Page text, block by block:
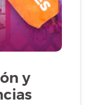
y